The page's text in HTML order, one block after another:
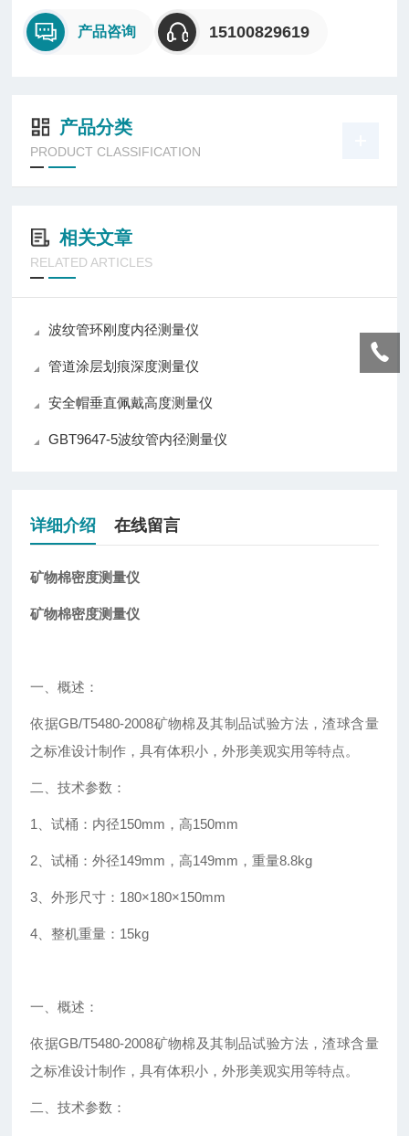
产品咨询 15100829619
产品分类
PRODUCT CLASSIFICATION
相关文章
RELATED ARTICLES
波纹管环刚度内径测量仪
管道涂层划痕深度测量仪
安全帽垂直佩戴高度测量仪
GBT9647-5波纹管内径测量仪
详细介绍 在线留言
矿物棉密度测量仪
矿物棉密度测量仪
一、概述：
依据GB/T5480-2008矿物棉及其制品试验方法，渣球含量
之标准设计制作，具有体积小，外形美观实用等特点。
二、技术参数：
1 、试桶：内径150mm ，高150mm
2 、试桶：外径149mm ，高149mm ，重量8.8kg
3 、外形尺寸： 180×180×150mm
4 、整机重量： 15kg
一、概述：
依据GB/T5480-2008矿物棉及其制品试验方法，渣球含量
之标准设计制作，具有体积小，外形美观实用等特点。
二、技术参数：